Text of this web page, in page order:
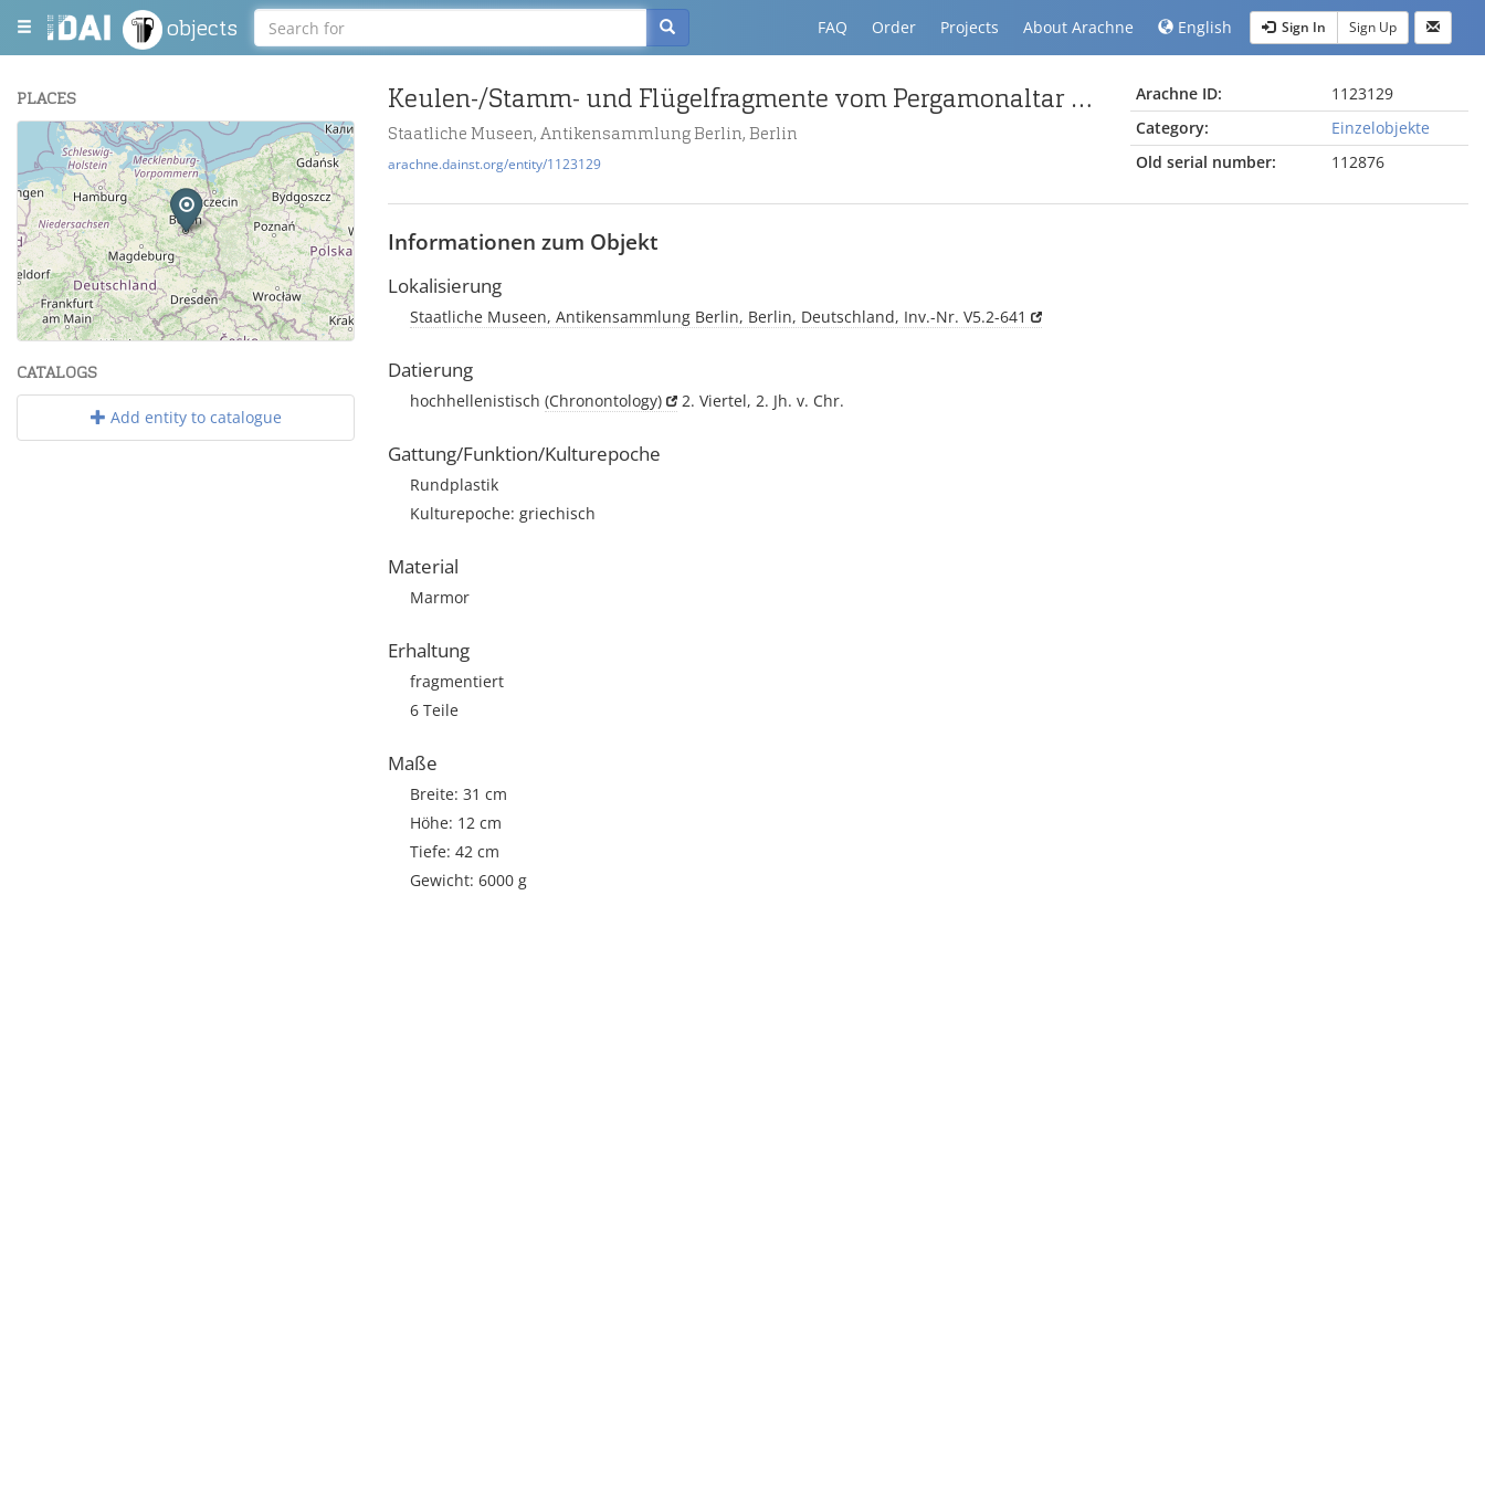
objects FAQ Order Projects About Arachne English Sign In Sign Up
PLACES
+
−
Leaflet| Maps and Data ©OpenStreetMap.
CATALOGS
Add entity to catalogue
Keulen-/Stamm- und Flügelfragmente vom Pergamonaltar (Rundplastik oder Relief); Berlin:Tierskulptur, Fragmente
Staatliche Museen, Antikensammlung Berlin, Berlin
arachne.dainst.org/entity/1123129
Arachne ID:
1123129
Category:
Einzelobjekte
Old serial number:
112876
Informationen zum Objekt
Lokalisierung
Staatliche Museen, Antikensammlung Berlin, Berlin, Deutschland, Inv.-Nr. V5.2-641
Datierung
hochhellenistisch (Chronontology) 2. Viertel, 2. Jh. v. Chr.
Gattung/Funktion/Kulturepoche
Rundplastik
Kulturepoche: griechisch
Material
Marmor
Erhaltung
fragmentiert
6 Teile
Maße
Breite: 31 cm
Höhe: 12 cm
Tiefe: 42 cm
Gewicht: 6000 g